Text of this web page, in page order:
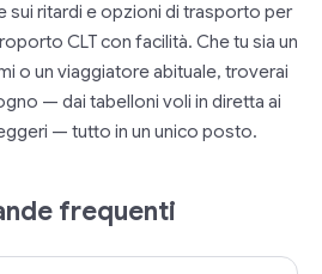
sui ritardi e opzioni di trasporto per
CLT con facilità. Che tu sia un
o un viaggiatore abituale, troverai
— dai tabelloni voli in diretta ai
— tutto in un unico posto.
frequenti